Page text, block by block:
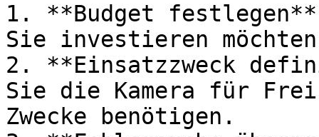
1. **Budget
Sie investieren
2. **Einsatzzweck
Sie die Kamera für
Zwecke benötigen.